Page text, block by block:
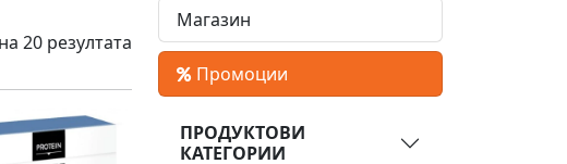
20 резултата
Магазин
Промоции
ПРОДУКТОВИ
КАТЕГОРИИ